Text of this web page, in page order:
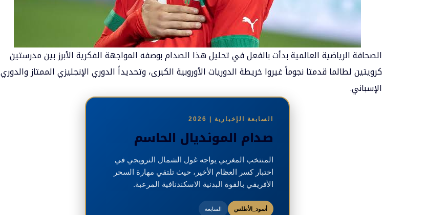
الصحافة الرياضية العالمية بدأت بالفعل في تحليل هذا الصدام بوصفه المواجهة الفكرية الأبرز بين مدرستين
كرويتين لطالما قدمتا نجوماً غيروا خريطة الدوريات الأوروبية الكبرى، وتحديداً الدوري الإنجليزي الممتاز والدوري
الإسباني.
السابعة الإخبارية | 2026
صدام المونديال الحاسم
المنتخب المغربي يواجه غول الشمال النرويجي في
اختبار كسر العظام الأخير، حيث تلتقي مهارة السحر
الأفريقي بالقوة البدنية الاسكندنافية المرعبة.
أسود_الأطلس السابعة